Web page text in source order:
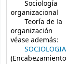
Sociología
organizacional
Teoría de la
organización
véase además:
SOCIOLOGIA
(Encabezamiento